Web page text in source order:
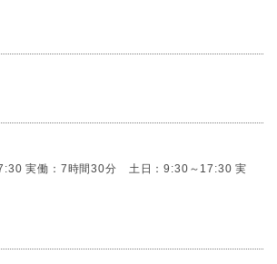
実働：7時間30分 土日：9:30～17:30 実